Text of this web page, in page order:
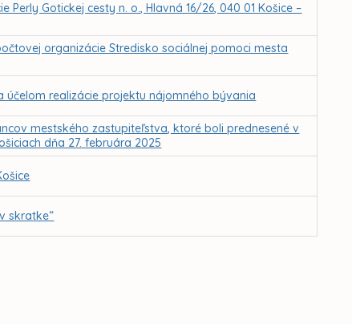
Gotickej cesty n. o., Hlavná 16/26, 040 01 Košice –
organizácie Stredisko sociálnej pomoci mesta
účelom realizácie projektu nájomného bývania
mestského zastupiteľstva, ktoré boli prednesené v
dňa 27. februára 2025
skratke“